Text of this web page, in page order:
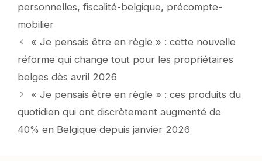
personnelles,fiscalité-belgique, précompte-
mobilier
« Je pensais être en règle » : cette nouvelle
réforme qui change tout pour les propriétaires
belges dès avril 2026
« Je pensais être en règle » : ces produits du
quotidien qui ont discrètement augmenté de
40% en Belgique depuis janvier 2026